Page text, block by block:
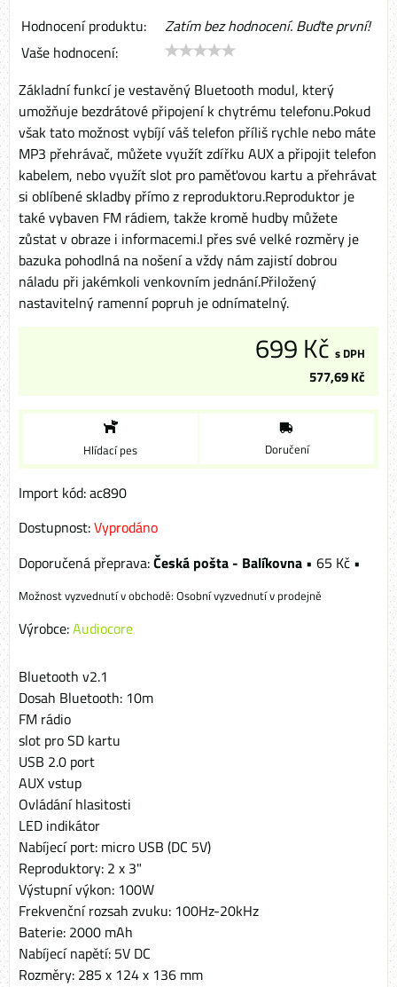
Hodnocení produktu:
Zatím bez hodnocení. Buďte první!
Vaše hodnocení:
Základní funkcí je vestavěný Bluetooth modul, který
umožňuje bezdrátové připojení k chytrému telefonu.Pokud
však tato možnost vybíjí váš telefon příliš rychle nebo máte
MP3 přehrávač, můžete využít zdířku AUX a připojit telefon
kabelem, nebo využít slot pro paměťovou kartu a přehrávat
si oblíbené skladby přímo z reproduktoru.Reproduktor je
také vybaven FM rádiem, takže kromě hudby můžete
zůstat v obraze i informacemi.I přes své velké rozměry je
bazuka pohodlná na nošení a vždy nám zajistí dobrou
náladu při jakémkoli venkovním jednání.Přiložený
nastavitelný ramenní popruh je odnímatelný.
699 Kč s DPH
577,69 Kč
Hlídací pes Doručení
Import kód: ac890
Dostupnost:Vyprodáno
Česká pošta - Balíkovna • 65 Kč •
Osobní vyzvednutí v prodejně
Výrobce:Audiocore
Bluetooth v2.1
Dosah Bluetooth: 10m
FM rádio
slot pro SD kartu
USB 2.0 port
AUX vstup
Ovládání hlasitosti
LED indikátor
Nabíjecí port: micro USB (DC 5V)
Reproduktory: 2 x 3"
Výstupní výkon: 100W
Frekvenční rozsah zvuku: 100Hz-20kHz
Baterie: 2000 mAh
Nabíjecí napětí: 5V DC
Rozměry: 285 x 124 x 136 mm